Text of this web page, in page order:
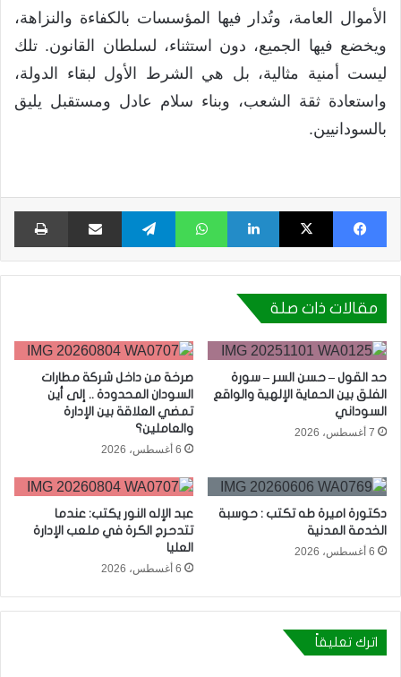
الأموال العامة، وتُدار فيها المؤسسات بالكفاءة والنزاهة،
ويخضع فيها الجميع، دون استثناء، لسلطان القانون. تلك
ليست أمنية مثالية، بل هي الشرط الأول لبقاء الدولة،
واستعادة ثقة الشعب، وبناء سلام عادل ومستقبل يليق
بالسودانيين.
فيسبوك X لينكدإن واتساب تيلقرام مشاركة عبر البريد
مقالات ذات صلة
حد القول – حسن السر – سورة
الفلق بين الحماية الإلهية والواقع
السوداني
7 أغسطس، 2026
صرخة من داخل شركة مطارات
السودان المحدودة .. إلى أين
تمضي العلاقة بين الإدارة
والعاملين؟
6 أغسطس، 2026
دكتورة اميرة طه تكتب : حوسبة
الخدمة المدنية
6 أغسطس، 2026
عبد الإله النور يكتب: عندما
تتدحرج الكرة في ملعب الإدارة
العليا
6 أغسطس، 2026
اترك تعليقاً